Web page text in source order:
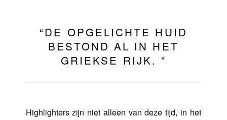
“DE OPGELICHTE HUID
BESTOND AL IN HET
GRIEKSE RIJK. ”
Highlighters zijn niet alleen van deze tijd, in het